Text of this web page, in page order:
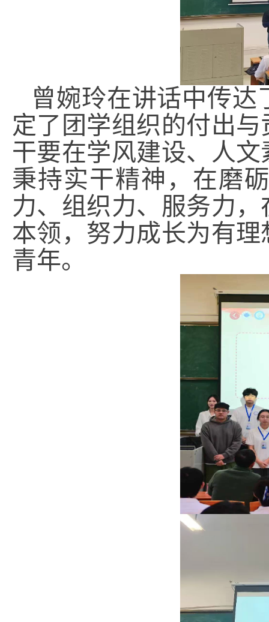
曾婉玲在讲话中传达
定了团学组织的付出
干要在学风建设、人
秉持实干精神，在磨
力、组织力、服务力
本领，努力成长为有
青年。